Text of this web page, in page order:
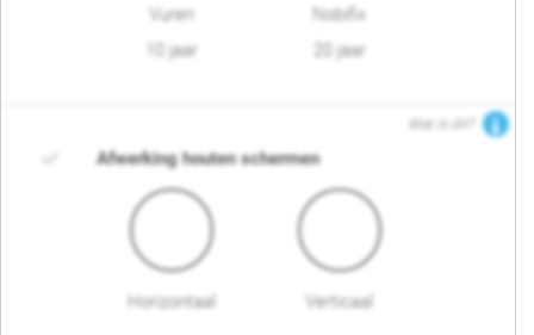
Vuren
10 jaar
Nobifix
20 jaar
Wat is dit?
Afwerking houten schermen
Horizontaal Verticaal